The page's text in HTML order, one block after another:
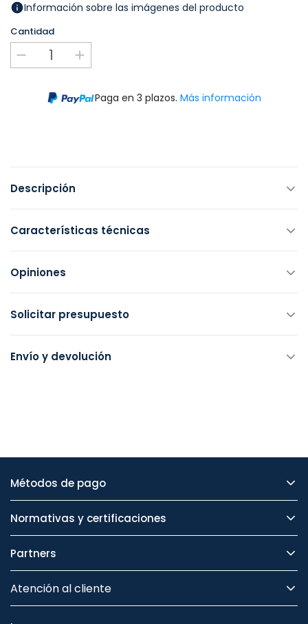
Información sobre las imágenes del producto
Cantidad
Paga en 3 plazos. Más información
Descripción
Características técnicas
Opiniones
Solicitar presupuesto
Envío y devolución
Métodos de pago
Normativas y certificaciones
Partners
Atención al cliente